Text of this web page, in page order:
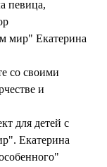
певица,
мир" Екатерина
со своими
и
для детей с
Екатерина